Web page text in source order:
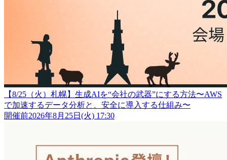
【8/25（火）札幌】生成AIを“会社の武器”にする方法〜AWS
で加速するデータ分析と、安全に導入する仕組み〜
開催前2026年8月25日(火) 17:30